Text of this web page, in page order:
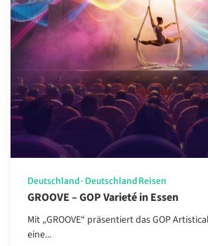
Deutschland · Deutschland Reisen
GROOVE – GOP Varieté in Essen
Mit „GROOVE“ präsentiert das GOP
eine...